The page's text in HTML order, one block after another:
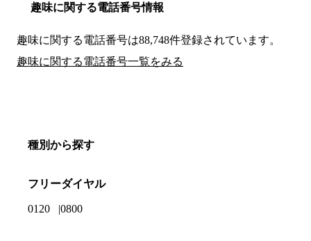
趣味に関する電話番号情報
趣味に関する電話番号は88,748件登録されています。
趣味に関する電話番号一覧をみる
種別から探す
フリーダイヤル
0120 0800